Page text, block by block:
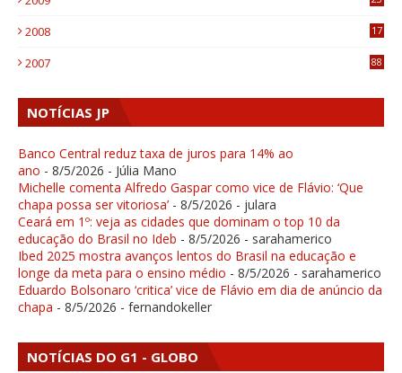
2008
17
2007 88
NOTÍCIAS JP
Banco Central reduz taxa de juros para 14% ao
ano - 8/5/2026 - Júlia Mano
Michelle comenta Alfredo Gaspar como vice de Flávio: ‘Que
chapa possa ser vitoriosa’ - 8/5/2026 - julara
Ceará em 1º: veja as cidades que dominam o top 10 da
educação do Brasil no Ideb - 8/5/2026 - sarahamerico
Ibed 2025 mostra avanços lentos do Brasil na educação e
longe da meta para o ensino médio - 8/5/2026 - sarahamerico
Eduardo Bolsonaro ‘critica’ vice de Flávio em dia de anúncio da
chapa - 8/5/2026 - fernandokeller
NOTÍCIAS DO G1 - GLOBO